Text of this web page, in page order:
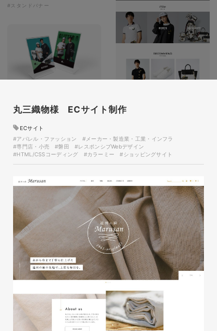
glitter8様 ECサイト制作
ECサイト
#アパレル・ファッション
#HTML/CSSコーディング
#レスポンシブWebデザイン
#スタンドバナー
ー
#A4スタンドバナー
glitter8様 吹き出しPOP
印刷物
#アパレル・ファッション
#吹き出しPOP
丸三織物様 ECサイト制作
ECサイト
#アパレル・ファッション
#メーカー・製造業・工業・インフラ
#専門店・小売
#磐田
#レスポンシブWebデザイン
#HTML/CSSコーディング
#カラーミー #ショッピングサイト